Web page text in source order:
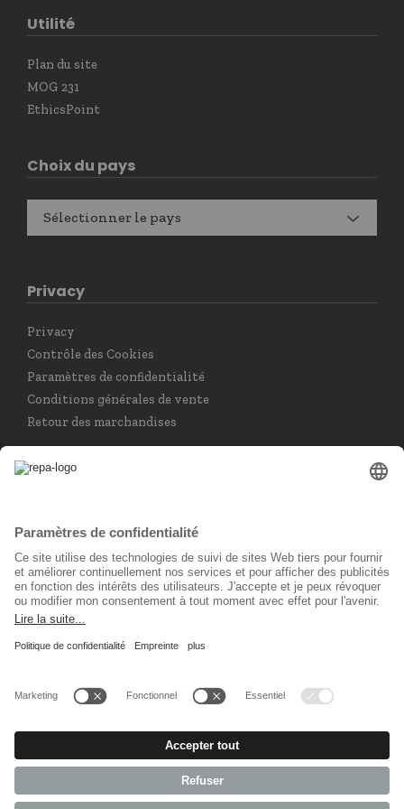
Utilité
Plan du site
MOG 231
EthicsPoint
Choix du pays
Sélectionner le pays
Privacy
Privacy
Contrôle des Cookies
Paramètres de confidentialité
Conditions générales de vente
Retour des marchandises
Choisir la langue
Français
Réseau social
© 2026 REPA Holding GmbH. All rights reserved